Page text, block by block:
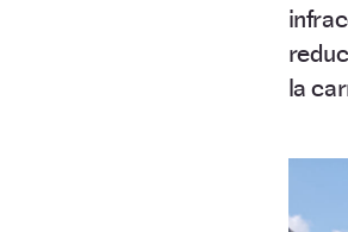
la